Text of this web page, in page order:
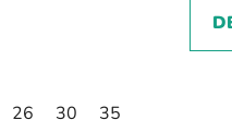
26 30 35